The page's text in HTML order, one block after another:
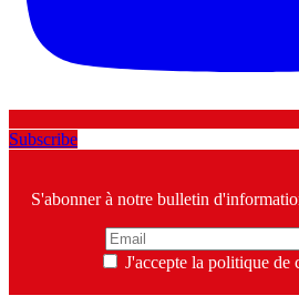
Subscribe
S'abonner à notre bulletin
J'accepte la politique de